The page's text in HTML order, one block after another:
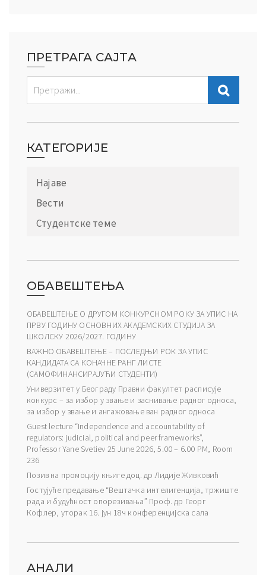
ПРЕТРАГА САЈТА
КАТЕГОРИЈЕ
Најаве
Вести
Студентске теме
ОБАВЕШТЕЊА
ОБАВЕШТЕЊЕ О ДРУГОМ КОНКУРСНОМ РОКУ ЗА УПИС НА
ПРВУ ГОДИНУ ОСНОВНИХ АКАДЕМСКИХ СТУДИЈА ЗА
ШКОЛСКУ 2026/2027. ГОДИНУ
ВАЖНО ОБАВЕШТЕЊЕ – ПОСЛЕДЊИ РОК ЗА УПИС
КАНДИДАТА СА КОНАЧНЕ РАНГ ЛИСТЕ
(САМОФИНАНСИРАЈУЋИ СТУДЕНТИ)
Универзитет у Београду Правни факултет расписује
конкурс – за избор у звање и заснивање радног односа,
за избор у звање и ангажовање ван радног односа
Guest lecture “Independence and accountability of
regulators: judicial, political and peer frameworks”,
Professor Yane Svetiev 25 June 2026, 5.00 – 6.00 PM, Room
236
Позив на промоцију књиге доц. др Лидије Живковић
Гостујуће предавање “Вештачка интелигенција, тржиште
рада и будућност опорезивања” Проф. др Георг
Кофлер, уторак 16. јун 18ч конференцијска сала
АНАЛИ